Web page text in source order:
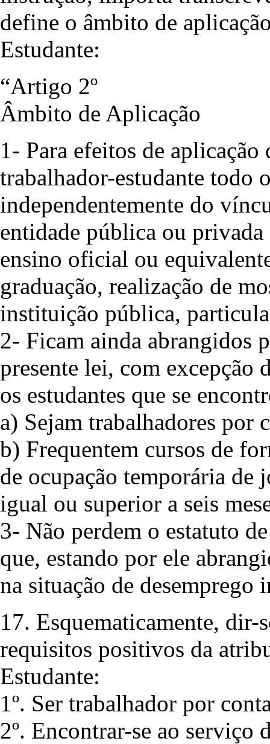
define o âmbito de
Estudante:
“Artigo 2º
Âmbito de Aplicação
1- Para efeitos de
trabalhador-estudante todo
independentemente do
entidade pública ou
ensino oficial ou
graduação, realização de
instituição pública,
2- Ficam ainda abrangidos
presente lei, com excepção
os estudantes que se
a) Sejam trabalhadores por
b) Frequentem cursos de
de ocupação temporária de
igual ou superior a seis
3- Não perdem o estatuto
que, estando por ele
na situação de desemprego
17. Esquematicamente, dir-
requisitos positivos da
Estudante:
1º. Ser trabalhador por
2º. Encontrar-se ao serviço